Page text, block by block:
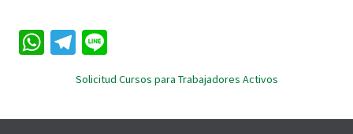
W
sA
Te
le
gr
a
n
e
Solicitud Cursos para Trabajadores Activos